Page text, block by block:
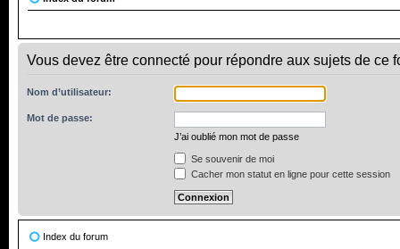
Vous devez être connecté pour répondre aux sujets de ce
Nom d’utilisateur:
Mot de passe:
J’ai oublié mon mot de passe
Se souvenir de moi
Cacher mon statut en ligne pour cette session
Index du forum